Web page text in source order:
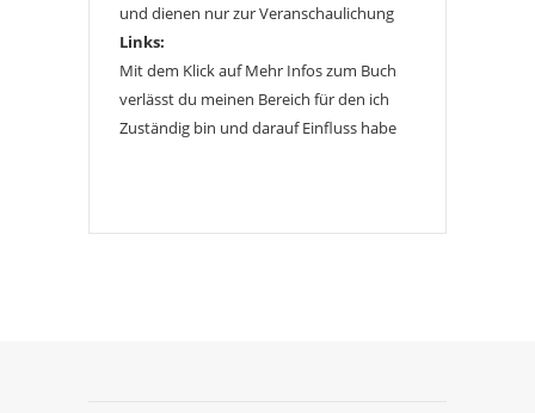
und dienen nur zur Veranschaulichung
Links:
Mit dem Klick auf Mehr Infos zum Buch
verlässt du meinen Bereich für den ich
Zuständig bin und darauf Einfluss habe